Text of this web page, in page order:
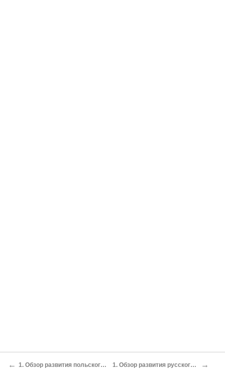
← 1. Обзор развития польского искусства 1. Обзор развития русского искусства →